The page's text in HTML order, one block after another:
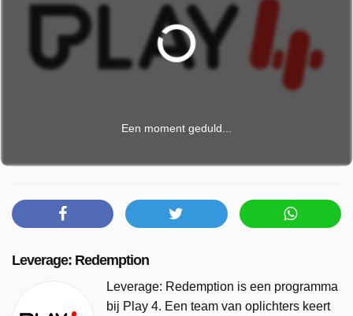
Een moment geduld...
Leverage: Redemption
Leverage: Redemption is een programma
bij Play 4. Een team van oplichters keert